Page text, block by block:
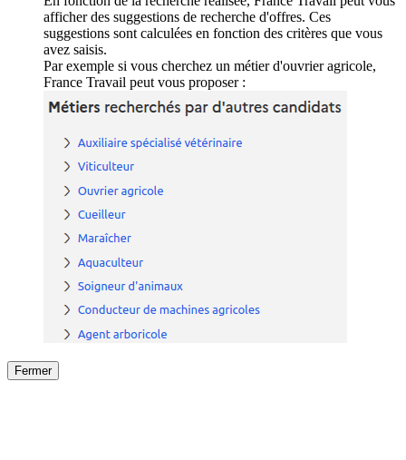
afficher des suggestions de recherche d'offres. Ces
suggestions sont calculées en fonction des critères que vous
avez saisis.
Par exemple si vous cherchez un métier d'ouvrier agricole,
France Travail peut vous proposer :
Fermer